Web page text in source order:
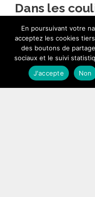
Dans les
«
Ibrahim
15 août 2014
En poursuivant votre
acceptez les cookies
des boutons de
sociaux et le suivi
J'accepte
Non